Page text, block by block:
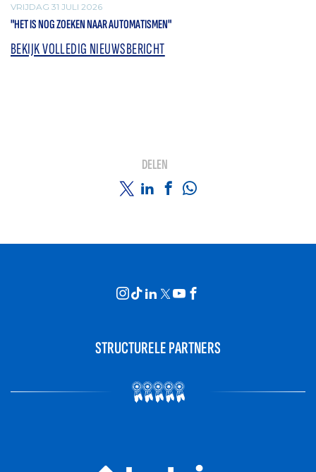
VRIJDAG 31 JULI 2026
"HET IS NOG ZOEKEN NAAR AUTOMATISMEN"
BEKIJK VOLLEDIG NIEUWSBERICHT
DELEN
STRUCTURELE PARTNERS